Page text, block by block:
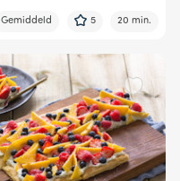
Gemiddeld 5 20 min.